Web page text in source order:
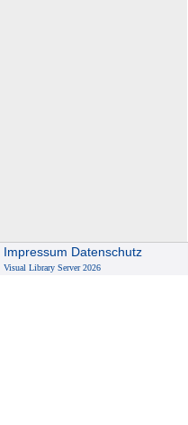
Impressum Datenschutz
Visual Library Server 2026